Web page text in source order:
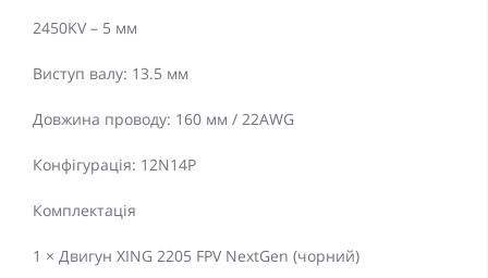
2450KV – 5 мм
Виступ валу: 13.5 мм
Довжина проводу: 160 мм / 22AWG
Конфігурація: 12N14P
Комплектація
1 × Двигун XING 2205 FPV NextGen (чорний)